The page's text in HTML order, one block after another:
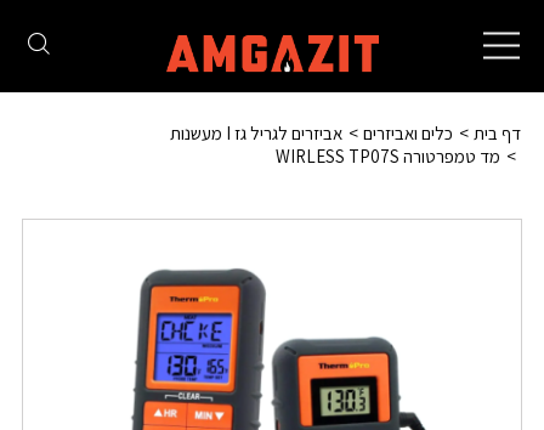
Toggle
navigation
דף בית כלים ואביזרים
אביזרים לגריל גז I מעשנות
מד טמפרטורה WIRLESS TP07S